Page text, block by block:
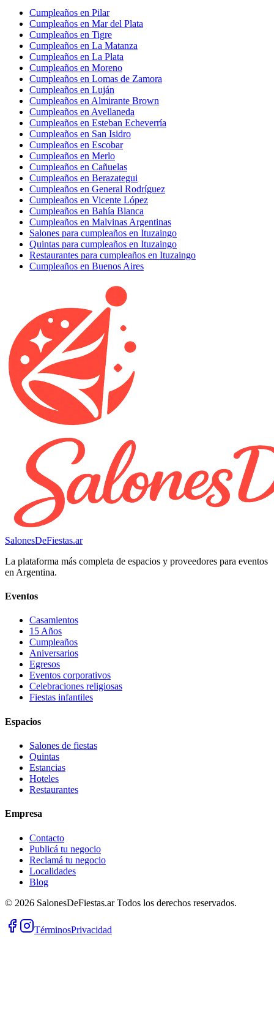
Cumpleaños en Pilar
Cumpleaños en Mar del Plata
Cumpleaños en Tigre
Cumpleaños en La Matanza
Cumpleaños en La Plata
Cumpleaños en Moreno
Cumpleaños en Lomas de Zamora
Cumpleaños en Luján
Cumpleaños en Almirante Brown
Cumpleaños en Avellaneda
Cumpleaños en Esteban Echeverría
Cumpleaños en San Isidro
Cumpleaños en Escobar
Cumpleaños en Merlo
Cumpleaños en Cañuelas
Cumpleaños en Berazategui
Cumpleaños en General Rodríguez
Cumpleaños en Vicente López
Cumpleaños en Bahía Blanca
Cumpleaños en Malvinas Argentinas
Salones para cumpleaños en Ituzaingo
Quintas para cumpleaños en Ituzaingo
Restaurantes para cumpleaños en Ituzaingo
Cumpleaños en Buenos Aires
SalonesDeFiestas.ar
La plataforma más completa de espacios y proveedores para eventos
en Argentina.
Eventos
Casamientos
15 Años
Cumpleaños
Aniversarios
Egresos
Eventos corporativos
Celebraciones religiosas
Fiestas infantiles
Espacios
Salones de fiestas
Quintas
Estancias
Hoteles
Restaurantes
Empresa
Contacto
Publicá tu negocio
Reclamá tu negocio
Localidades
Blog
© 2026 SalonesDeFiestas.arTodos los derechos reservados.
TérminosPrivacidad